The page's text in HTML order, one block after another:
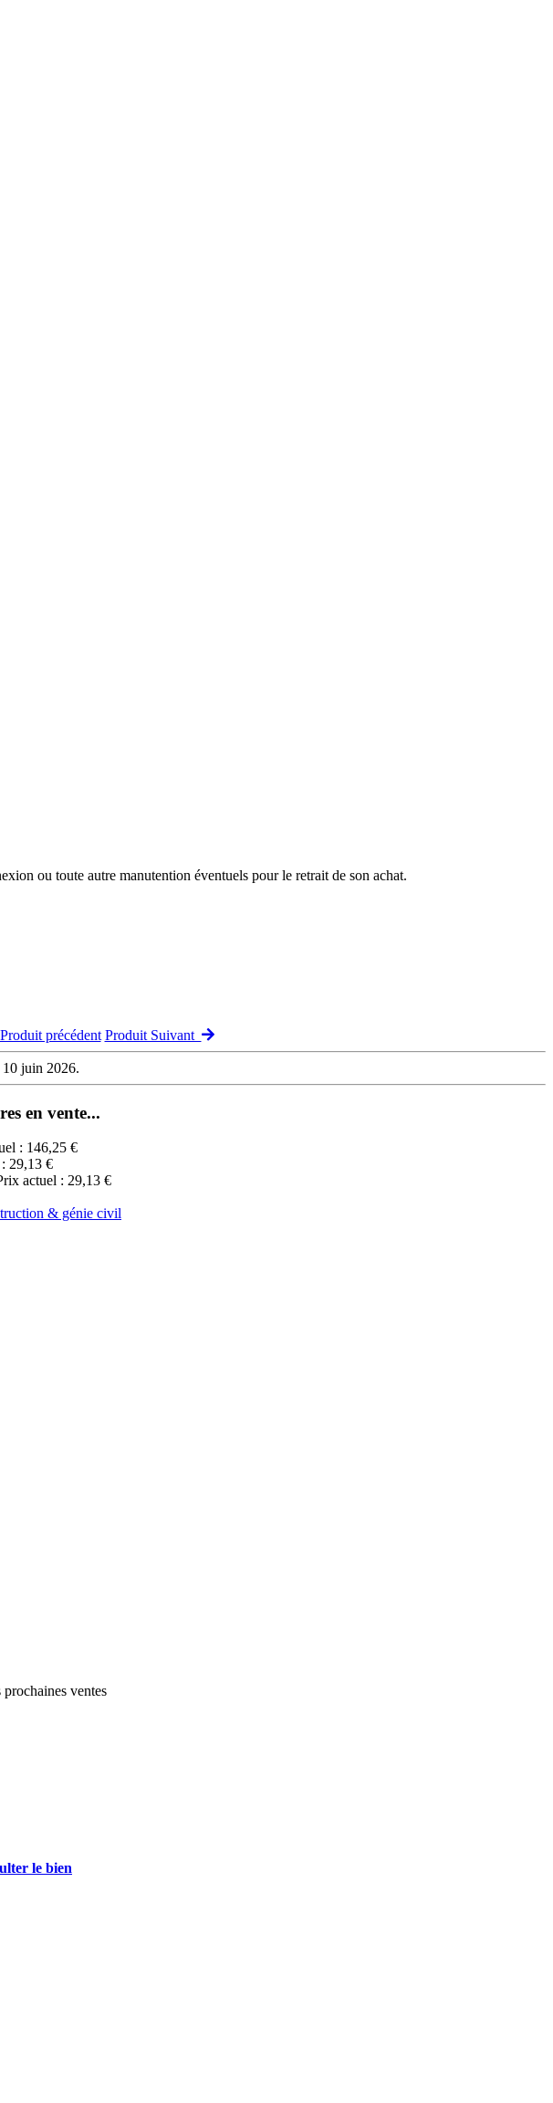
ou toute autre manutention éventuels pour le retrait de son achat.
précédent Produit Suivant
10 juin 2026.
en vente...
: 146,25 €
29,13 €
actuel : 29,13 €
& génie civil
ventes
le bien